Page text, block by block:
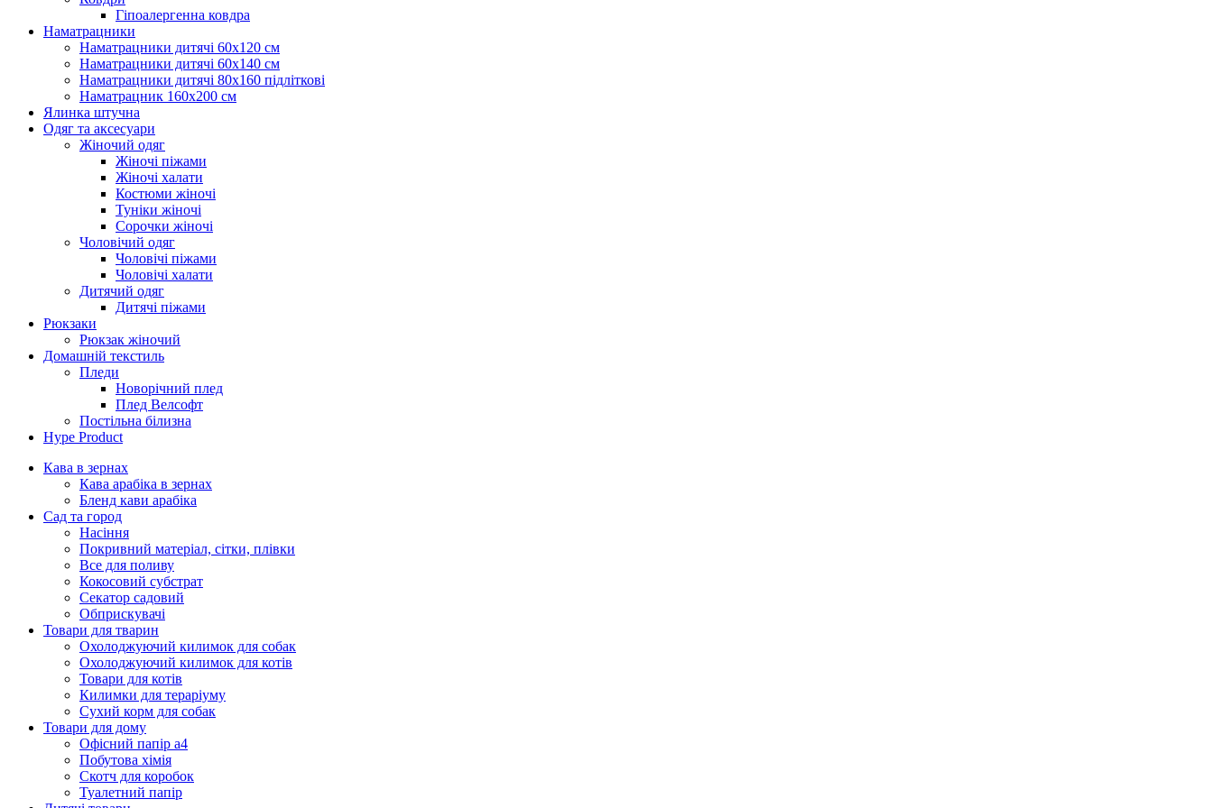
Гіпоалергенна ковдра
Наматрацники
Наматрацники дитячі 60х120 см
Наматрацники дитячі 60х140 см
Наматрацники дитячі 80х160 підліткові
Наматрацник 160х200 см
Ялинка штучна
Одяг та аксесуари
Жіночий одяг
Жіночі піжами
Жіночі халати
Костюми жіночі
Туніки жіночі
Сорочки жіночі
Чоловічий одяг
Чоловічі піжами
Чоловічі халати
Дитячий одяг
Дитячі піжами
Рюкзаки
Рюкзак жіночий
Домашній текстиль
Пледи
Новорічний плед
Плед Велсофт
Постільна білизна
Hype Product
Кава в зернах
Кава арабіка в зернах
Бленд кави арабіка
Сад та город
Насіння
Покривний матеріал, сітки, плівки
Все для поливу
Кокосовий субстрат
Секатор садовий
Обприскувачі
Товари для тварин
Охолоджуючий килимок для собак
Охолоджуючий килимок для котів
Товари для котів
Килимки для тераріуму
Сухий корм для собак
Товари для дому
Офісний папір а4
Побутова хімія
Скотч для коробок
Туалетний папір